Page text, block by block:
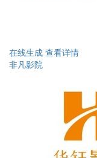
在线生成 查看详情
非凡影院